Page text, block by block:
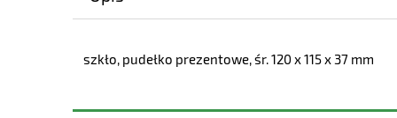
szkło, pudełko prezentowe, śr. 120 x 115 x 37 mm